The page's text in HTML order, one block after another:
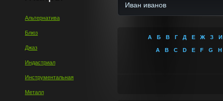
Альтернатива
Блюз
Джаз
Индастриал
Инструментальная
Металл
А Б В Г Д Е Ж З И
A B C D E F G H